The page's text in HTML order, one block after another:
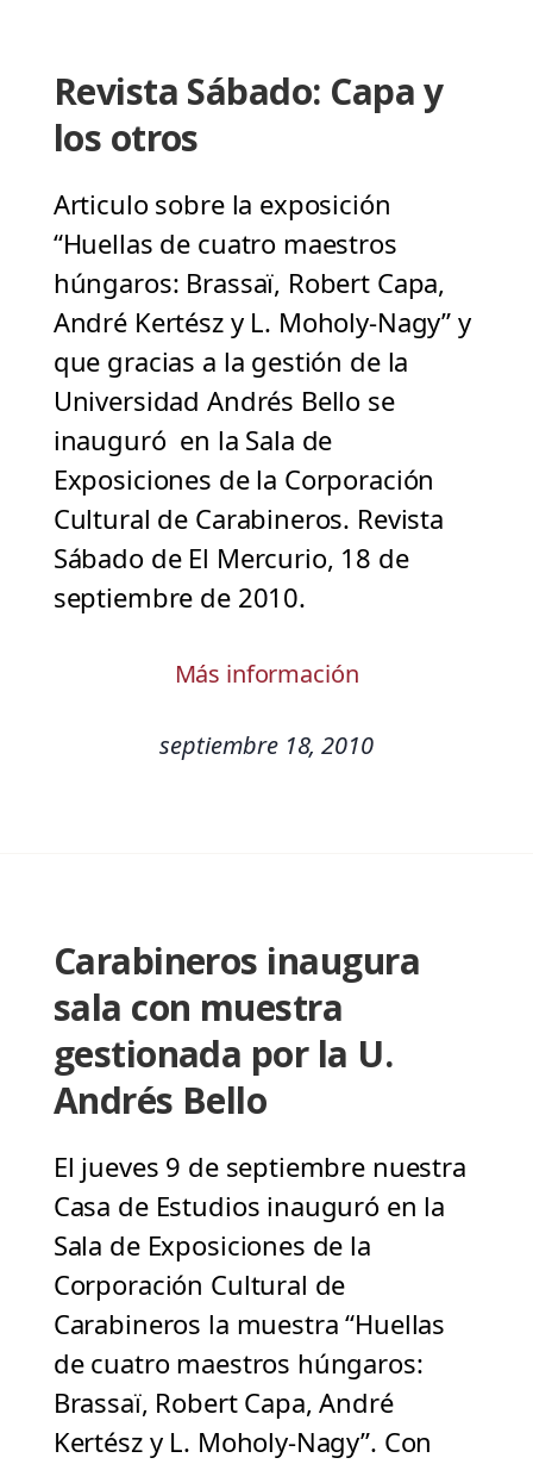
Revista Sábado: Capa y
los otros
Articulo sobre la exposición
“Huellas de cuatro maestros
húngaros: Brassaï, Robert Capa,
André Kertész y L. Moholy-Nagy” y
que gracias a la gestión de la
Universidad Andrés Bello se
inauguró en la Sala de
Exposiciones de la Corporación
Cultural de Carabineros. Revista
Sábado de El Mercurio, 18 de
septiembre de 2010.
Más información
septiembre 18, 2010
Carabineros inaugura
sala con muestra
gestionada por la U.
Andrés Bello
El jueves 9 de septiembre nuestra
Casa de Estudios inauguró en la
Sala de Exposiciones de la
Corporación Cultural de
Carabineros la muestra “Huellas
de cuatro maestros húngaros:
Brassaï, Robert Capa, André
Kertész y L. Moholy-Nagy”. Con